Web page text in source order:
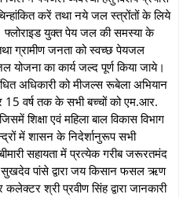
करें तथा नये जल स्त्रोंतों के लिये
युक्त पेय जल की समस्या के
ग्रामीण जनता को स्वच्छ पेयजल
का कार्य जल्द पूर्ण किया जाये।
अधिकारी को मीजल्स रूबेला अभियान
15 वर्ष तक के सभी बच्चों को एम.आर.
शिक्षा एवं महिला बाल विकास विभाग
में शासन के निदेर्शानुरूप सभी
सहायता में प्रत्येक गरीब जरूरतमंद
सुखदेव पांसे द्वारा जय किसान फसल ऋण
श्री प्रवीण सिंह द्वारा जानकारी